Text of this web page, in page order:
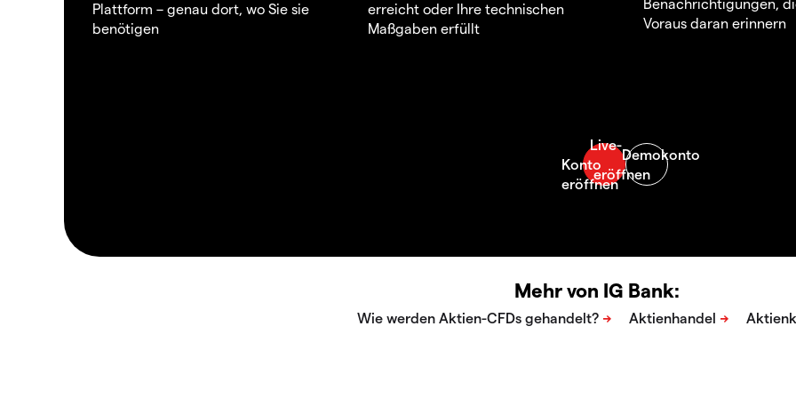
Plattform – genau dort, wo Sie sie
benötigen
erreicht oder Ihre technischen
Maßgaben erfüllt
Voraus daran erinnern
Mehr von IG Bank: